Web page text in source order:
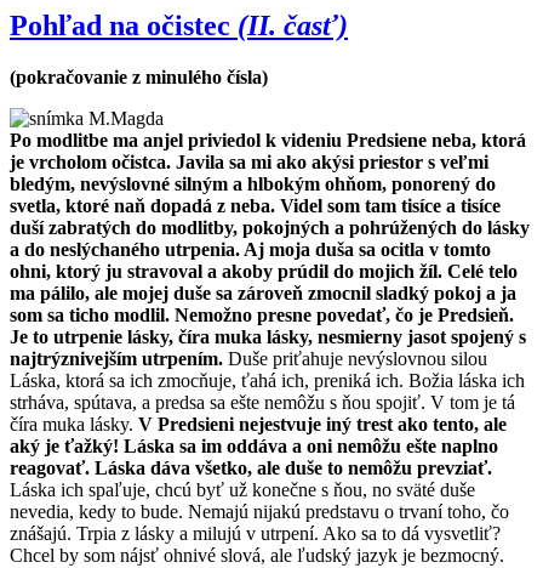
Pohľad na očistec (II. časť)
(pokračovanie z minulého čísla)
Po modlitbe ma anjel priviedol k videniu Predsiene neba, ktorá
je vrcholom očistca. Javila sa mi ako akýsi priestor s veľmi
bledým, nevýslovné silným a hlbokým ohňom, ponorený do
svetla, ktoré naň dopadá z neba. Videl som tam tisíce a tisíce
duší zabratých do modlitby, pokojných a pohrúžených do lásky
a do neslýchaného utrpenia. Aj moja duša sa ocitla v tomto
ohni, ktorý ju stravoval a akoby prúdil do mojich žíl. Celé telo
ma pálilo, ale mojej duše sa zároveň zmocnil sladký pokoj a ja
som sa ticho modlil. Nemožno presne povedať, čo je Predsieň.
Je to utrpenie lásky, číra muka lásky, nesmierny jasot spojený s
najtrýznivejším utrpením. Duše priťahuje nevýslovnou silou
Láska, ktorá sa ich zmocňuje, ťahá ich, preniká ich. Božia láska ich
strháva, spútava, a predsa sa ešte nemôžu s ňou spojiť. V tom je tá
číra muka lásky. V Predsieni nejestvuje iný trest ako tento, ale
aký je ťažký! Láska sa im oddáva a oni nemôžu ešte naplno
reagovať. Láska dáva všetko, ale duše to nemôžu prevziať.
Láska ich spaľuje, chcú byť už konečne s ňou, no sväté duše
nevedia, kedy to bude. Nemajú nijakú predstavu o trvaní toho, čo
znášajú. Trpia z lásky a milujú v utrpení. Ako sa to dá vysvetliť?
Chcel by som nájsť ohnivé slová, ale ľudský jazyk je bezmocný.